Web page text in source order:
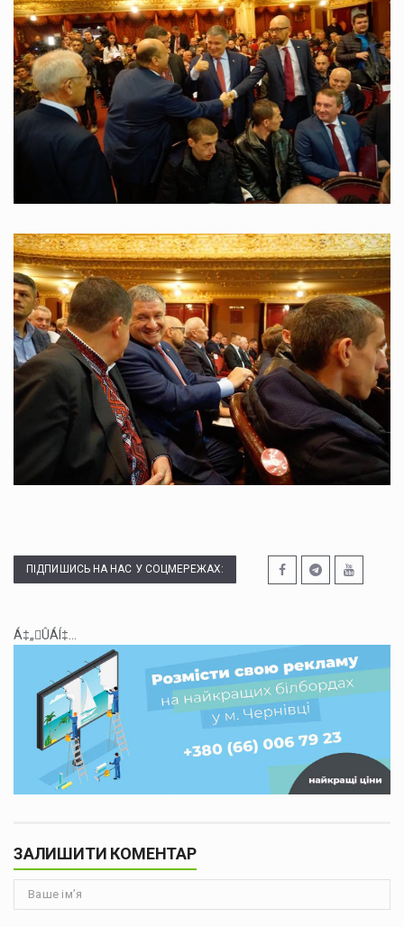
ПІДПИШИСЬ НА НАС У СОЦМЕРЕЖАХ:
Á‡„ÛÁÍ‡...
ЗАЛИШИТИ КОМЕНТАР